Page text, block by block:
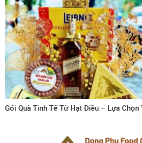
Gói Quà Tinh Tế Từ Hạt Điều – Lựa Chọn